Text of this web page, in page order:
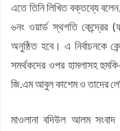
এতে তিনি লিখিত বক্তব্যে
৬নং ওয়ার্ড স্থগতি কেন্দ্রের
অনুষ্ঠিত হবে। এ নির্বাচনকে
সমর্থকদের ওপর হামলাসহ হুমকি-
জি.এম আবুল কাশেম ও তাদের
মাওলানা বদিউল আলম সংবাদ